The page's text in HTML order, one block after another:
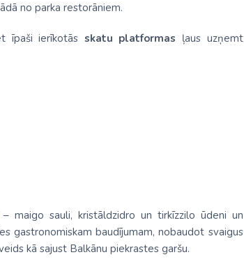
no parka restorāniem.
īpaši ierīkotās skatu platformas ļaus uzņemt
– maigo sauli, kristāldzidro un tirkīzzilo ūdeni un
gastronomiskam baudījumam, nobaudot svaigus
kā sajust Balkānu piekrastes garšu.